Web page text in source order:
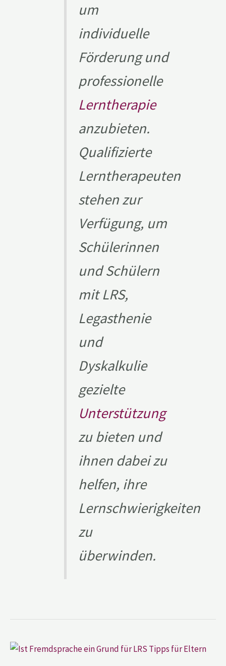
um
individuelle
Förderung und
professionelle
Lerntherapie
anzubieten.
Qualifizierte
Lerntherapeuten
stehen zur
Verfügung, um
Schülerinnen
und Schülern
mit LRS,
Legasthenie
und
Dyskalkulie
gezielte
Unterstützung
zu bieten und
ihnen dabei zu
helfen, ihre
Lernschwierigkeiten
zu
überwinden.
Ist
Fremdsprache